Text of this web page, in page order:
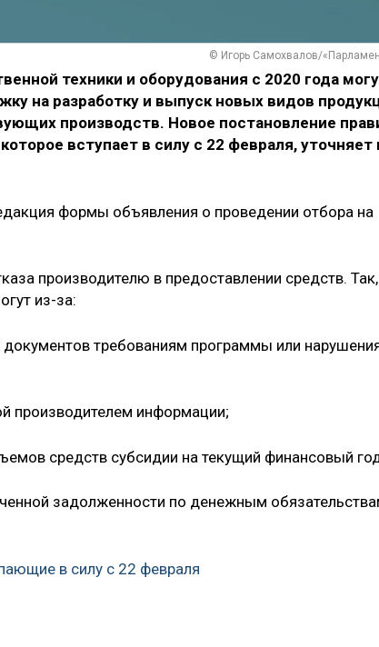
© Игорь Самохвалов/
техники и оборудования с 2020 года
на разработку и выпуск новых видов
производств. Новое постановление
вступает в силу с 22 февраля, уточняет
формы объявления о проведении отбора на
производителю в предоставлении средств.
из-за:
документов требованиям программы или
производителем информации;
средств субсидии на текущий финансовый
задолженности по денежным
в силу с 22 февраля